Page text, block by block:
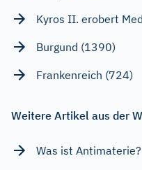
Kyros II. erobert
Burgund (1390)
Frankenreich (724)
Weitere Artikel aus der
Was ist Antimaterie?